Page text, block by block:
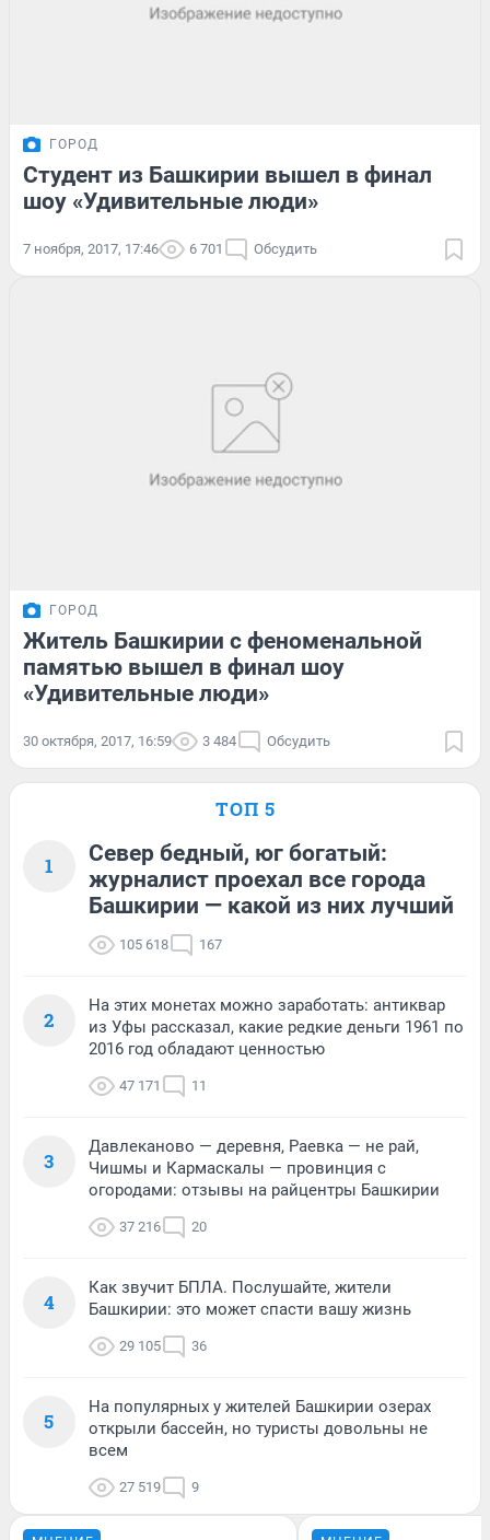
ГОРОД
Студент из Башкирии вышел в финал
шоу «Удивительные люди»
7 ноября, 2017, 17:46 6 701 Обсудить
ГОРОД
Житель Башкирии с феноменальной
памятью вышел в финал шоу
«Удивительные люди»
30 октября, 2017, 16:59 3 484 Обсудить
ТОП 5
1
Север бедный, юг богатый:
журналист проехал все города
Башкирии — какой из них лучший
105 618 167
2
На этих монетах можно заработать: антиквар
из Уфы рассказал, какие редкие деньги 1961 по
2016 год обладают ценностью
47 171 11
3
Давлеканово — деревня, Раевка — не рай,
Чишмы и Кармаскалы — провинция с
огородами: отзывы на райцентры Башкирии
37 216 20
4
Как звучит БПЛА. Послушайте, жители
Башкирии: это может спасти вашу жизнь
29 105 36
5
На популярных у жителей Башкирии озерах
открыли бассейн, но туристы довольны не
всем
27 519 9